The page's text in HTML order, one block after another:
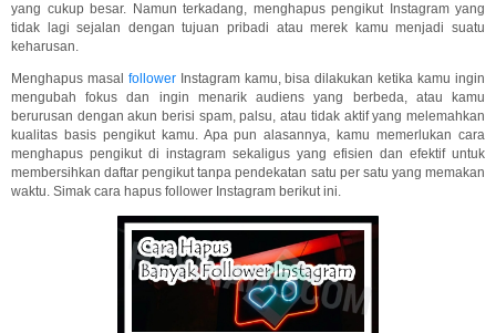
yang cukup besar. Namun terkadang, menghapus pengikut Instagram yang
tidak lagi sejalan dengan tujuan pribadi atau merek kamu menjadi suatu
keharusan.
Menghapus masal follower Instagram kamu, bisa dilakukan ketika kamu ingin
mengubah fokus dan ingin menarik audiens yang berbeda, atau kamu
berurusan dengan akun berisi spam, palsu, atau tidak aktif yang melemahkan
kualitas basis pengikut kamu. Apa pun alasannya, kamu memerlukan cara
menghapus pengikut di instagram sekaligus yang efisien dan efektif untuk
membersihkan daftar pengikut tanpa pendekatan satu per satu yang memakan
waktu. Simak cara hapus follower Instagram berikut ini.